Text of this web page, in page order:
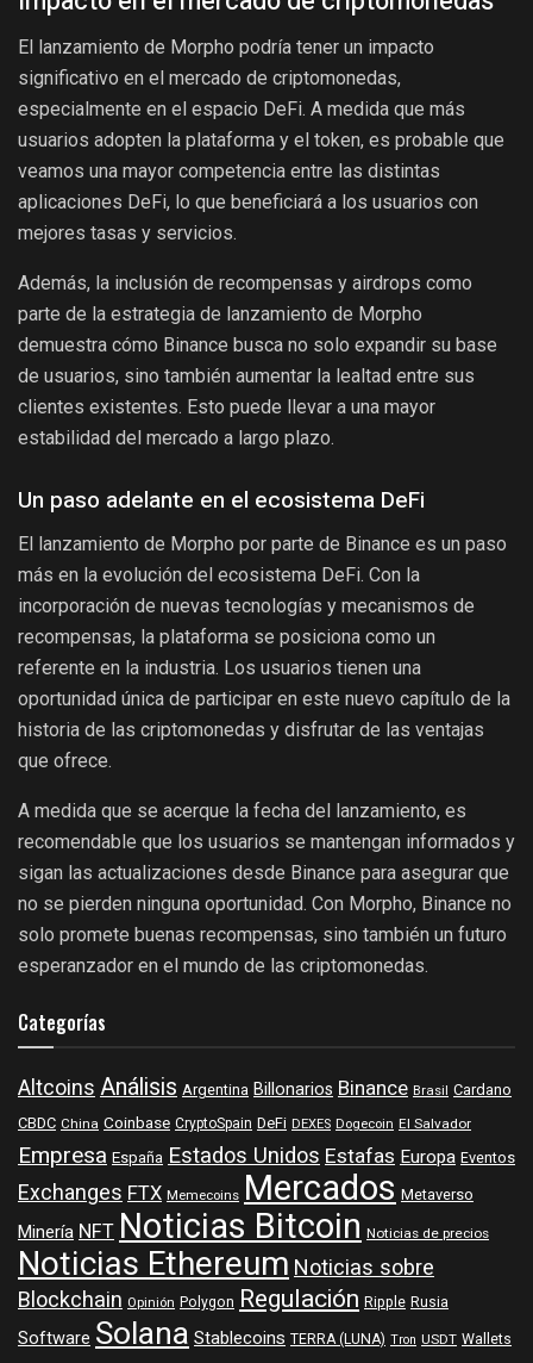
El lanzamiento de Morpho podría tener un impacto
significativo en el mercado de criptomonedas,
especialmente en el espacio DeFi. A medida que más
usuarios adopten la plataforma y el token, es probable que
veamos una mayor competencia entre las distintas
aplicaciones DeFi, lo que beneficiará a los usuarios con
mejores tasas y servicios.
Además, la inclusión de recompensas y airdrops como
parte de la estrategia de lanzamiento de Morpho
demuestra cómo Binance busca no solo expandir su base
de usuarios, sino también aumentar la lealtad entre sus
clientes existentes. Esto puede llevar a una mayor
estabilidad del mercado a largo plazo.
Un paso adelante en el ecosistema DeFi
El lanzamiento de Morpho por parte de Binance es un paso
más en la evolución del ecosistema DeFi. Con la
incorporación de nuevas tecnologías y mecanismos de
recompensas, la plataforma se posiciona como un
referente en la industria. Los usuarios tienen una
oportunidad única de participar en este nuevo capítulo de la
historia de las criptomonedas y disfrutar de las ventajas
que ofrece.
A medida que se acerque la fecha del lanzamiento, es
recomendable que los usuarios se mantengan informados y
sigan las actualizaciones desde Binance para asegurar que
no se pierden ninguna oportunidad. Con Morpho, Binance no
solo promete buenas recompensas, sino también un futuro
esperanzador en el mundo de las criptomonedas.
Categorías
Altcoins Análisis Argentina Billonarios Binance Brasil Cardano
CBDC China Coinbase CryptoSpain DeFi DEXES Dogecoin El Salvador
Empresa España Estados Unidos Estafas Europa Eventos
Exchanges FTX Memecoins Mercados Metaverso
Minería NFTNoticias Bitcoin Noticias de precios
Noticias EthereumNoticias sobre
Blockchain Opinión Polygon Regulación Ripple Rusia
Software Solana Stablecoins TERRA (LUNA) Tron USDT Wallets